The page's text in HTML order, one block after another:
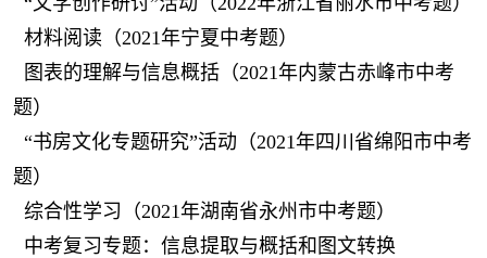
材料阅读（2021年宁夏中考题）
图表的理解与信息概括（2021年内蒙古赤峰市中考
题）
“书房文化专题研究”活动（2021年四川省绵阳市中考
题）
综合性学习（2021年湖南省永州市中考题）
中考复习专题：信息提取与概括和图文转换